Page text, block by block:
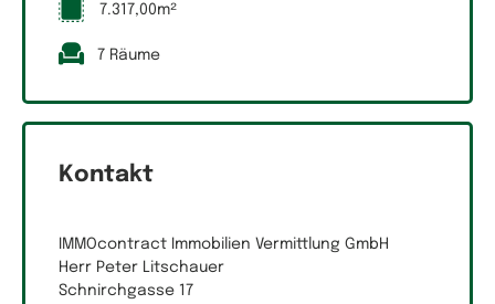
7.317,00m²
7 Räume
Kontakt
IMMOcontract Immobilien Vermittlung GmbH
Herr Peter Litschauer
Schnirchgasse 17